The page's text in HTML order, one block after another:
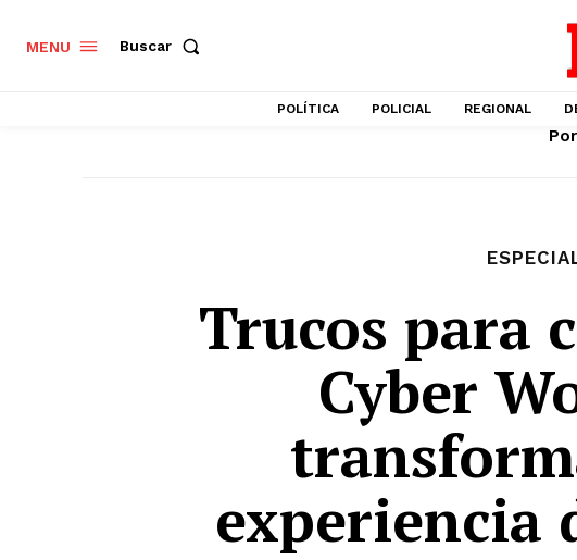
MENU Buscar
POLÍTICA POLICIAL REGIONAL
Trucos para
Cyber
experiencia